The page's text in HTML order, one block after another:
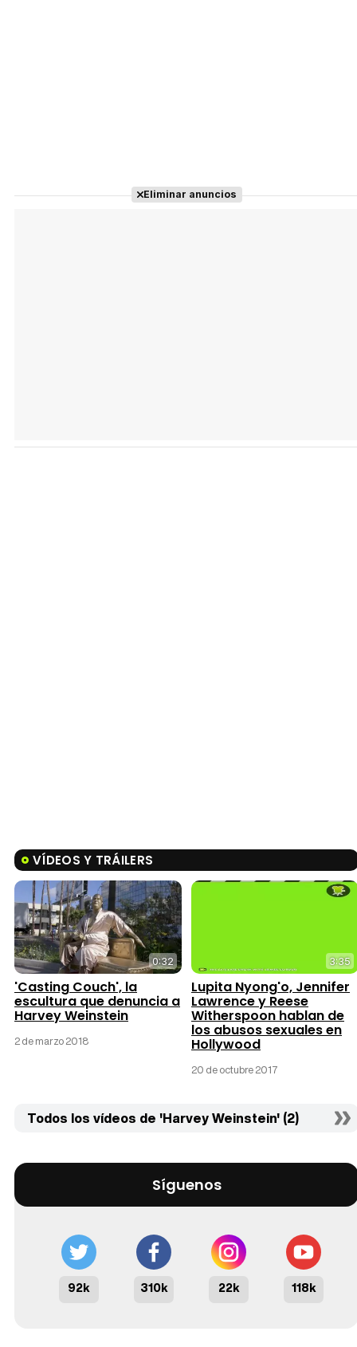
Eliminar anuncios
VÍDEOS Y TRÁILERS
0:32
'Casting Couch', la
escultura que denuncia a
Harvey Weinstein
2 de marzo 2018
3:35
Lupita Nyong'o, Jennifer
Lawrence y Reese
Witherspoon hablan de
los abusos sexuales en
Hollywood
20 de octubre 2017
Todos los vídeos de 'Harvey Weinstein' (2)
Síguenos
92k 310k 22k 118k